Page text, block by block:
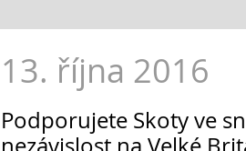
13. října 2016
Podporujete Skoty ve